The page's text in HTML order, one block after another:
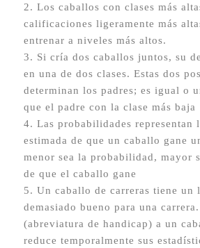
Los caballos con clases más
calificaciones ligeramente más
entrenar a niveles más altos.
Si cría dos caballos juntos, su
en una de dos clases. Estas dos
determinan los padres; es igual o
que el padre con la clase más baja
Las probabilidades representan
estimada de que un caballo gane
menor sea la probabilidad, mayor
de que el caballo gane
Un caballo de carreras tiene un
demasiado bueno para una carrera.
(abreviatura de handicap) a un
reduce temporalmente sus